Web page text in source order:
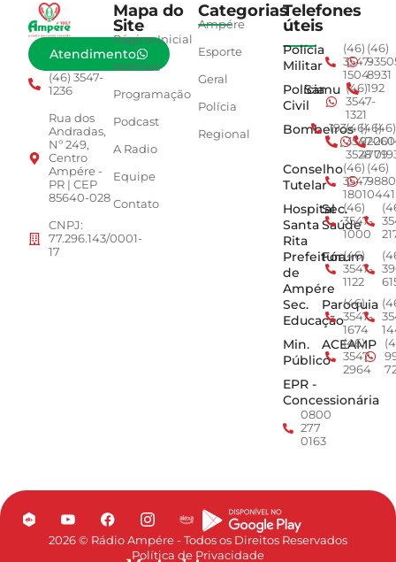
Atendimento
(46) 3547-
1236
Rua dos
Andradas,
Nº 249,
Centro
Ampére -
PR | CEP
85640-028
CNPJ:
77.296.143/0001-
17
Mapa do
Site
Página Inicial
Notícias
Programação
Podcast
A Radio
Equipe
Contato
Categorias
Ampére
Esporte
Geral
Polícia
Regional
Telefones
úteis
Polícia
Militar
(46)
3547-
1504
(46)
8931
Polícia
Civil
Samu (46)
3547-
1321
192
Bombeiros
193(46)
3547-
3528
(46)
4779
(46)
Conselho
Tutelar
(46)
3547-
1801
(46)
0441
Hospital
Santa
Rita
Sec.
Saúde
(46)
3547-
1000
Prefeitura
de
Ampére
Fórum
(46)
3547-
1122
Sec.
Educação
Paroquia
(46)
3547-
1674
Min.
Público
ACEAMP
(46)
3547-
2964
EPR -
Concessionária
0800
277
0163
2026 © Rádio Ampére - Todos os Direitos Reservados
Política de Privacidade